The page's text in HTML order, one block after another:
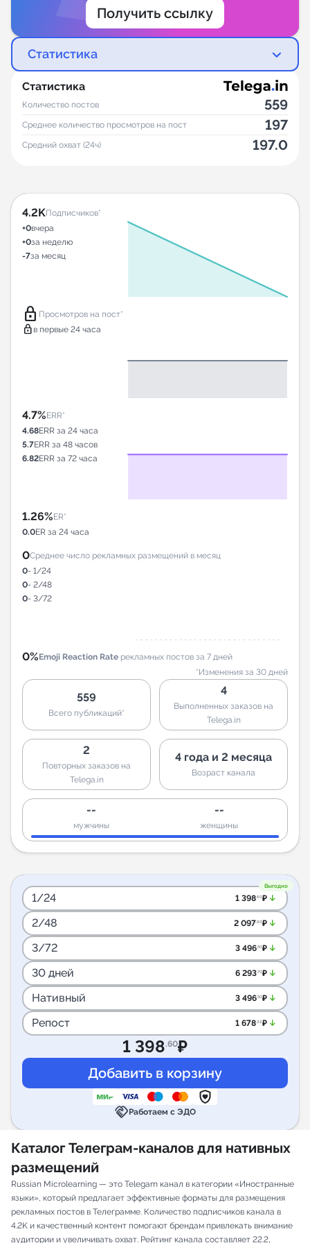
Получить ссылку
Статистика
Статистика
Количество постов 559
Среднее количество просмотров на пост 197
Средний охват (24ч) 197.0
4.2KПодписчиков*
+0вчера
+0за неделю
-7за месяц
lock Просмотров на пост*
lock в первые 24 часа
4.7%ERR*
4.68ERR за 24 часа
5.7ERR за 48 часов
6.82ERR за 72 часа
1.26%ER*
0.0ER за 24 часа
0Среднее число рекламных размещений в месяц
0- 1/24
0- 2/48
0- 3/72
0%Emoji Reaction Rate рекламных постов за 7 дней
*Изменения за 30 дней
559
Всего публикаций*
4
Выполненных заказов на
Telega.in
2
Повторных заказов на
Telega.in
4 года и 2 месяца
Возраст канала
--
мужчины
--
женщины
Выгодно
1/24 1 398.60₽ arrow_downward_alt
2/48 2 097.90₽ arrow_downward_alt
3/72 3 496.50₽ arrow_downward_alt
30 дней 6 293.70₽ arrow_downward_alt
Нативный 3 496.50₽ arrow_downward_alt
Репост 1 678.32₽ arrow_downward_alt
1 398.60₽
handshakeРаботаем с ЭДО
Каталог Телеграм-каналов для нативных
размещений
Russian Microlearning — это Telegam канал в категории «Иностранные
языки», который предлагает эффективные форматы для размещения
рекламных постов в Телеграмме. Количество подписчиков канала в
4.2K и качественный контент помогают брендам привлекать внимание
аудитории и увеличивать охват. Рейтинг канала составляет 22.2,